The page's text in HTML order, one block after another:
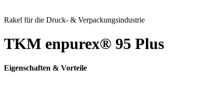
Rakel für die Druck- & Verpackungsindustrie
TKM enpurex® 95 Plus
Eigenschaften & Vorteile